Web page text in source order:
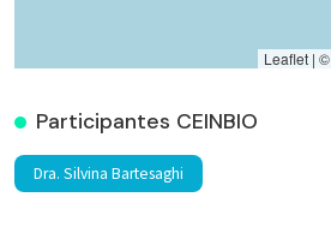
Leaflet | ©
Participantes CEINBIO
Dra. Silvina Bartesaghi